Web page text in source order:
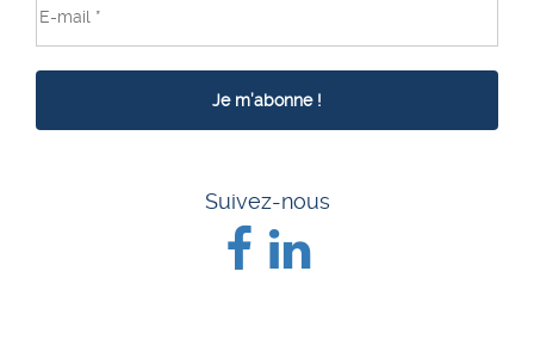
Suivez-nous